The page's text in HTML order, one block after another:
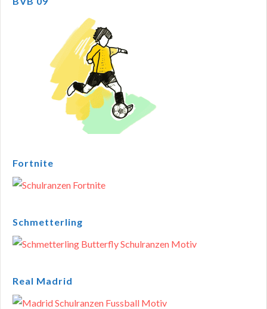
Fortnite
Schmetterling
Real Madrid